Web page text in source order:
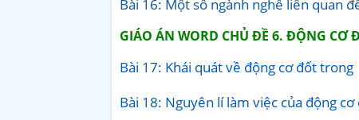
Bài 16: Một số ngành nghề liên quan
GIÁO ÁN WORD CHỦ ĐỀ 6. ĐỘNG CƠ
Bài 17: Khái quát về động cơ đốt trong
Bài 18: Nguyên lí làm việc của động